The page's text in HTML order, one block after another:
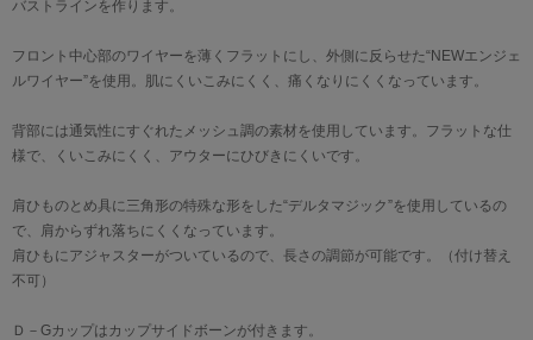
バストラインを作ります。
フロント中心部のワイヤーを薄くフラットにし、外側に反らせた“NEWエンジェ
ルワイヤー”を使用。肌にくいこみにくく、痛くなりにくくなっています。
背部には通気性にすぐれたメッシュ調の素材を使用しています。フラットな仕
様で、くいこみにくく、アウターにひびきにくいです。
肩ひものとめ具に三角形の特殊な形をした“デルタマジック”を使用しているの
で、肩からずれ落ちにくくなっています。
肩ひもにアジャスターがついているので、長さの調節が可能です。（付け替え
不可）
Ｄ－Gカップはカップサイドボーンが付きます。